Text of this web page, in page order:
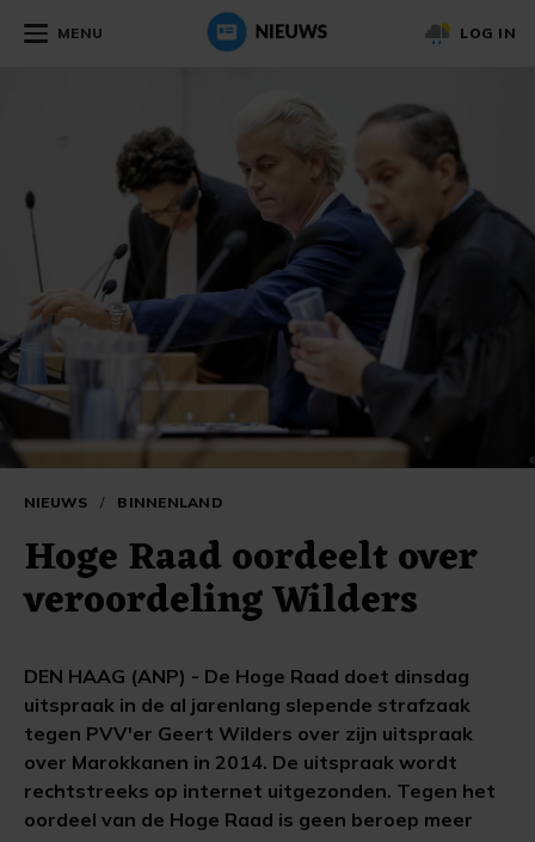
MENU LOG IN
NIEUWS / BINNENLAND
Hoge Raad oordeelt over
veroordeling Wilders
DEN HAAG (ANP) - De Hoge Raad doet dinsdag
uitspraak in de al jarenlang slepende strafzaak
tegen PVV'er Geert Wilders over zijn uitspraak
over Marokkanen in 2014. De uitspraak wordt
rechtstreeks op internet uitgezonden. Tegen het
oordeel van de Hoge Raad is geen beroep meer